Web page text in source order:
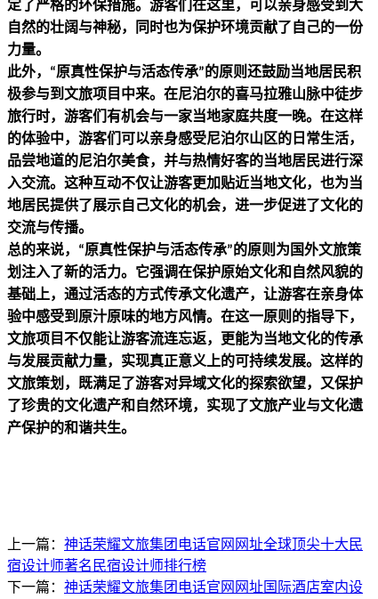
定了严格的环保措施。游客们在这里，可以亲身感受到大
自然的壮阔与神秘，同时也为保护环境贡献了自己的一份
力量。
此外， “原真性保护与活态传承”的原则还鼓励当地居民积
极参与到文旅项目中来。在尼泊尔的喜马拉雅山脉中徒步
旅行时，游客们有机会与一家当地家庭共度一晚。在这样
的体验中，游客们可以亲身感受尼泊尔山区的日常生活，
品尝地道的尼泊尔美食，并与热情好客的当地居民进行深
入交流。这种互动不仅让游客更加贴近当地文化，也为当
地居民提供了展示自己文化的机会，进一步促进了文化的
交流与传播。
总的来说， “原真性保护与活态传承”的原则为国外文旅策
划注入了新的活力。它强调在保护原始文化和自然风貌的
基础上，通过活态的方式传承文化遗产，让游客在亲身体
验中感受到原汁原味的地方风情。在这一原则的指导下，
文旅项目不仅能让游客流连忘返，更能为当地文化的传承
与发展贡献力量，实现真正意义上的可持续发展。这样的
文旅策划，既满足了游客对异域文化的探索欲望，又保护
了珍贵的文化遗产和自然环境，实现了文旅产业与文化遗
产保护的和谐共生。
上一篇： 神话荣耀文旅集团电话官网网址全球顶尖十大民
宿设计师著名民宿设计师排行榜
下一篇： 神话荣耀文旅集团电话官网网址国际酒店室内设